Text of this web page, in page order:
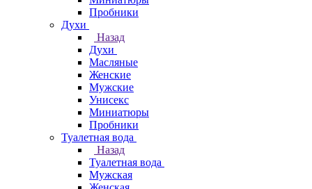
Пробники
Духи
Назад
Духи
Масляные
Женские
Мужские
Унисекс
Миниатюры
Пробники
Туалетная вода
Назад
Туалетная вода
Мужская